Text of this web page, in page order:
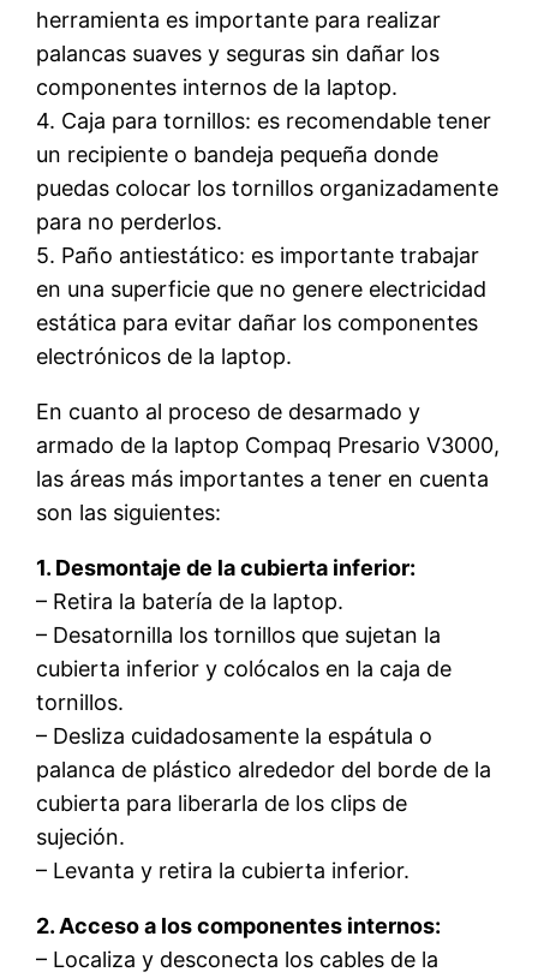
herramienta es importante para realizar
palancas suaves y seguras sin dañar los
componentes internos de la laptop.
4. Caja para tornillos: es recomendable tener
un recipiente o bandeja pequeña donde
puedas colocar los tornillos organizadamente
para no perderlos.
5. Paño antiestático: es importante trabajar
en una superficie que no genere electricidad
estática para evitar dañar los componentes
electrónicos de la laptop.
En cuanto al proceso de desarmado y
armado de la laptop Compaq Presario V3000,
las áreas más importantes a tener en cuenta
son las siguientes:
1. Desmontaje de la cubierta inferior:
– Retira la batería de la laptop.
– Desatornilla los tornillos que sujetan la
cubierta inferior y colócalos en la caja de
tornillos.
– Desliza cuidadosamente la espátula o
palanca de plástico alrededor del borde de la
cubierta para liberarla de los clips de
sujeción.
– Levanta y retira la cubierta inferior.
2. Acceso a los componentes internos:
– Localiza y desconecta los cables de la